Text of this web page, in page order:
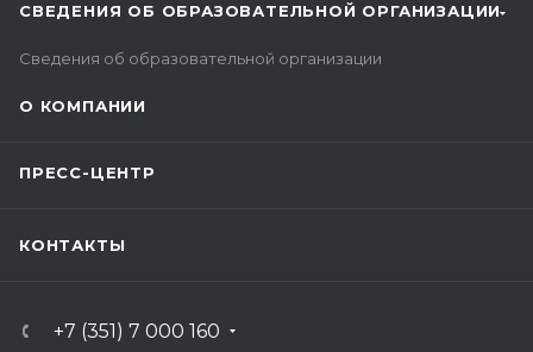
СВЕДЕНИЯ ОБ ОБРАЗОВАТЕЛЬНОЙ ОРГАНИЗАЦИИ
Сведения об образовательной организации
О КОМПАНИИ
ПРЕСС-ЦЕНТР
КОНТАКТЫ
+7 (351) 7 000 160